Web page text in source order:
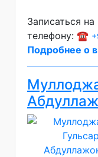
Записаться
телефону: ☎️
Подробнее о